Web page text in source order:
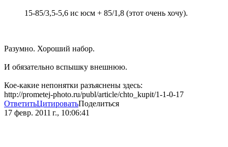
15-85/3,5-5,6 ис юсм + 85/1,8 (этот очень хочу).
Разумно. Хороший набор.
И обязательно вспышку внешнюю.
Кое-какие непонятки разъяснены здесь:
http://prometej-photo.ru/publ/article/chto_kupit/1-1-0-17
ОтветитьЦитироватьПоделиться
17 февр. 2011 г., 10:06:41